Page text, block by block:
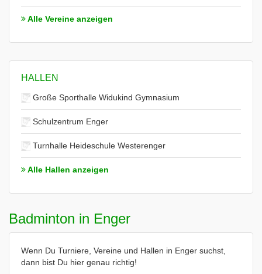
Alle Vereine anzeigen
HALLEN
Große Sporthalle Widukind Gymnasium
Schulzentrum Enger
Turnhalle Heideschule Westerenger
Alle Hallen anzeigen
Badminton in Enger
Wenn Du Turniere, Vereine und Hallen in Enger suchst,
dann bist Du hier genau richtig!